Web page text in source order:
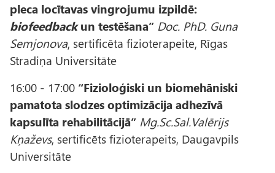
pleca locītavas vingrojumu izpildē:
biofeedbackun testēšana” Doc. PhD. Guna
Semjonova, sertificēta fizioterapeite, Rīgas
Stradiņa Universitāte
16:00 - 17:00 “Fizioloģiski un biomehāniski
pamatota slodzes optimizācija adhezīvā
kapsulīta rehabilitācijā” Mg.Sc.Sal.Valērijs
Kņaževs, sertificēts fizioterapeits, Daugavpils
Universitāte